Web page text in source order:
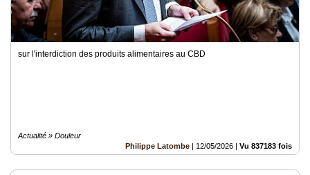
sur l'interdiction des produits alimentaires au CBD
Actualité » Douleur
Philippe Latombe | 12/05/2026 | Vu 837183 fois